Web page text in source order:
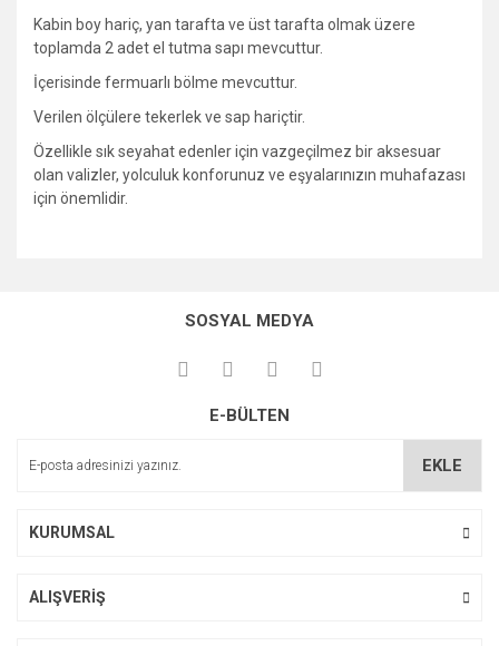
Kabin boy hariç, yan tarafta ve üst tarafta olmak üzere
toplamda 2 adet el tutma sapı mevcuttur.
İçerisinde fermuarlı bölme mevcuttur.
Verilen ölçülere tekerlek ve sap hariçtir.
Özellikle sık seyahat edenler için vazgeçilmez bir aksesuar
olan valizler, yolculuk konforunuz ve eşyalarınızın muhafazası
için önemlidir.
kullanarak tarafımıza iletebilirsiniz.
Görüş ve önerileriniz için teşekkür ederiz.
Ürün açıklamasında eksik bilgiler bulunuyor.
SOSYAL MEDYA
E-BÜLTEN
EKLE
KURUMSAL
ALIŞVERİŞ